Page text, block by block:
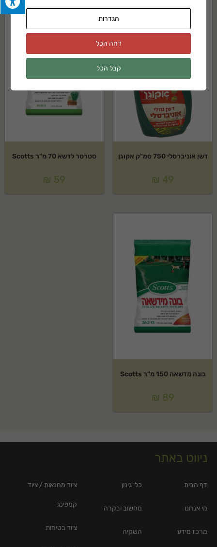
דשן אוניברסלי 750 סמ"ק אקוגן
₪ 49
סטרטר לדשא 70 מ"ר Scotts
₪ 59
בונה מדשאה 150 מ"ר Scotts
₪ 89
ניווט באתר
דף הבית
מי אנחנו
מרכז מידע
כלי גינון
מחשוב ובקרה
השקיה
ציוד מחנאות / ציוד
קמפינג
ציוד בטיחות
הגדרות
דחה הכל
קבל הכל